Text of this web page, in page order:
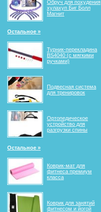
Обруч для похудения
хулахуп Биг Болл
Магнит
Остальное »
Турник-перекладина
BS4040 (с мягкими
ручками)
Подвесная система
для тренировок
Ортопедическое
устройство для
разгрузки спины
Остальное »
Коврик-мат для
фитнеса премиум
класса
Коврик для занятий
фитнесом и йогой